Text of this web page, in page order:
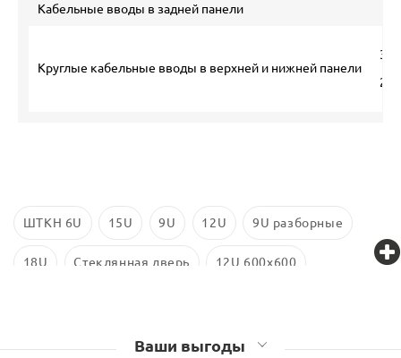
Кабельные вводы в задней панели
Круглые кабельные вводы в верхней и нижней панели
3
2
ШТКН 6U 15U 9U 12U 9U разборные
18U Стеклянная дверь 12U 600x600
Ваши выгоды